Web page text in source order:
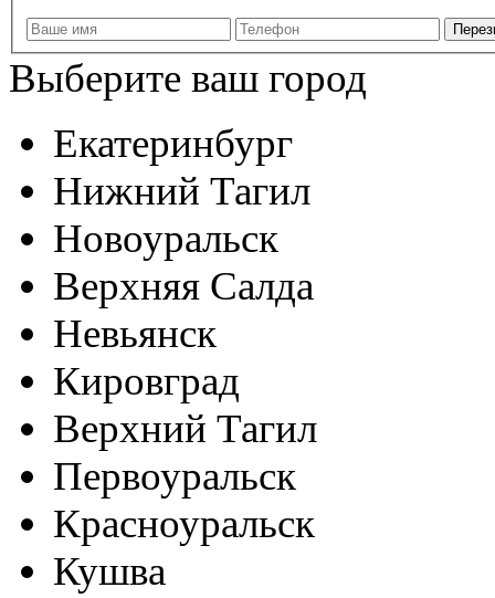
Выберите ваш город
Екатеринбург
Нижний Тагил
Новоуральск
Верхняя Салда
Невьянск
Кировград
Верхний Тагил
Первоуральск
Красноуральск
Кушва